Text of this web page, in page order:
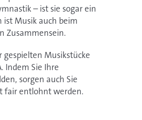
– ist sie sogar ein
Musik auch beim
Zusammensein.
Musikstücke
Indem Sie Ihre
sorgen auch Sie
fair entlohnt werden.